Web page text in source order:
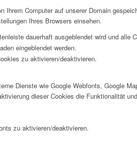
Ihrem Computer auf unserer Domain
Ihres Browsers einsehen.
dauerhaft ausgeblendet wird und
eingeblendet werden.
zu aktivieren/deaktivieren.
Dienste wie Google Webfonts, Google
dieser Cookies die Funktionalität
zu aktivieren/deaktivieren.